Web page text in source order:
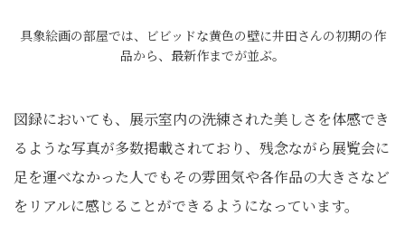
具象絵画の部屋では、ビビッドな黄色の壁に井田さんの初期の作
品から、最新作までが並ぶ。
図録においても、展示室内の洗練された美しさを体感でき
るような写真が多数掲載されており、残念ながら展覧会に
足を運べなかった人でもその雰囲気や各作品の大きさなど
をリアルに感じることができるようになっています。